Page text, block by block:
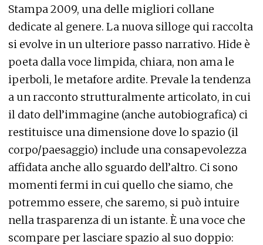
Stampa 2009, una delle migliori collane
dedicate al genere. La nuova silloge qui raccolta
si evolve in un ulteriore passo narrativo. Hide è
poeta dalla voce limpida, chiara, non ama le
iperboli, le metafore ardite. Prevale la tendenza
a un racconto strutturalmente articolato, in cui
il dato dell’immagine (anche autobiografica) ci
restituisce una dimensione dove lo spazio (il
corpo/paesaggio) include una consapevolezza
affidata anche allo sguardo dell’altro. Ci sono
momenti fermi in cui quello che siamo, che
potremmo essere, che saremo, si può intuire
nella trasparenza di un istante. È una voce che
scompare per lasciare spazio al suo doppio: